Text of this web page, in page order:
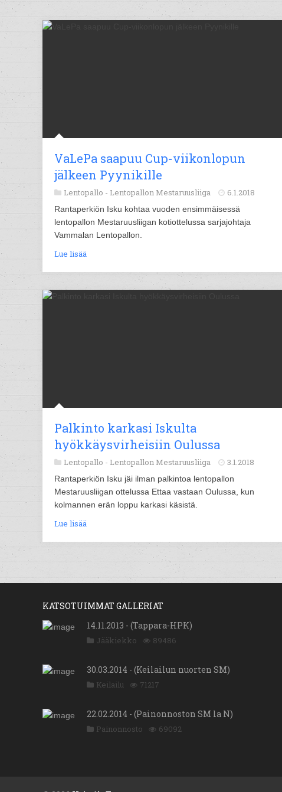
VaLePa saapuu Cup-viikonlopun
jälkeen Pyynikille
Lentopallo - Lentopallon Mestaruusliiga 6.1.2018
Rantaperkiön Isku kohtaa vuoden ensimmäisessä
lentopallon Mestaruusliigan kotiottelussa sarjajohtaja
Vammalan Lentopallon.
Lue lisää
Palkinto karkasi Iskulta
hyökkäysvirheisiin Oulussa
Lentopallo - Lentopallon Mestaruusliiga 3.1.2018
Rantaperkiön Isku jäi ilman palkintoa lentopallon
Mestaruusliigan ottelussa Ettaa vastaan Oulussa, kun
kolmannen erän loppu karkasi käsistä.
Lue lisää
KATSOTUIMMAT GALLERIAT
14.11.2013 - (Tappara-HPK)
Jääkiekko 89486
30.03.2014 - (Keilailun nuorten SM)
Keilailu 71217
22.02.2014 - (Painonnoston SM la N)
Painonnosto 69092